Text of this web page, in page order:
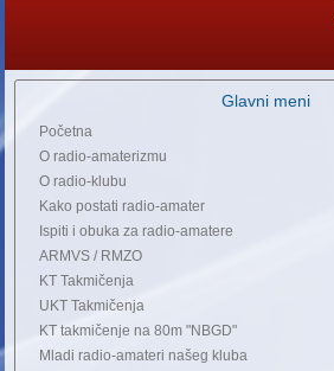
Glavni meni
Početna
O radio-amaterizmu
O radio-klubu
Kako postati radio-amater
Ispiti i obuka za radio-amatere
ARMVS / RMZO
KT Takmičenja
UKT Takmičenja
KT takmičenje na 80m "NBGD"
Mladi radio-amateri našeg kluba